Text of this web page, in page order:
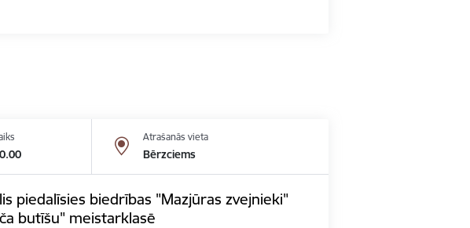
Atrašanās vieta
Bērzciems
piedalīsies biedrības "Mazjūras zvejnieki"
butīšu" meistarklasē